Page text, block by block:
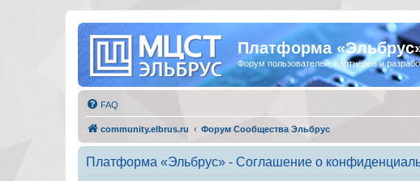
Платформа
Форум пользователей, партнёров и
FAQ
community.elbrus.ru Форум Сообщества Эльбрус
Платформа «Эльбрус» - Соглашение о